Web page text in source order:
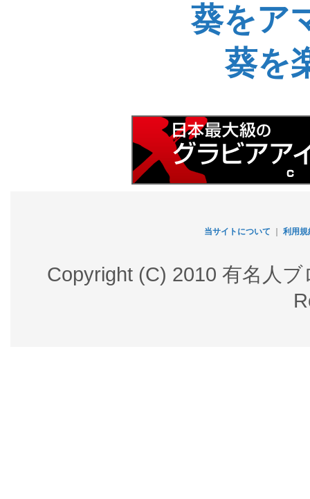
葵をア
葵を
当サイトについて 利用規
Copyright (C) 2010 有名人